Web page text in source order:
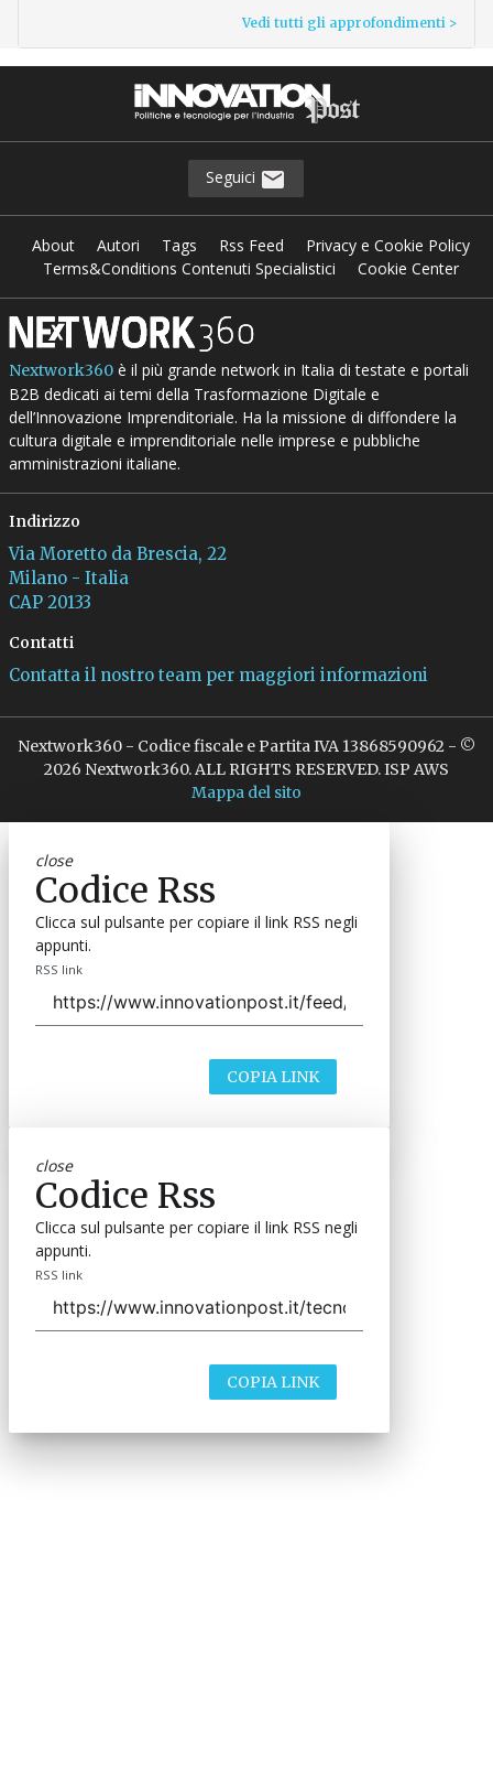
Vedi tutti gli approfondimenti >
Seguici
About Autori Tags Rss Feed
Privacy e Cookie Policy
Terms&Conditions Contenuti Specialistici
Cookie Center
Nextwork360è il più grande network in Italia di testate e portali
B2B dedicati ai temi della Trasformazione Digitale e
dell’Innovazione Imprenditoriale. Ha la missione di diffondere la
cultura digitale e imprenditoriale nelle imprese e pubbliche
amministrazioni italiane.
Indirizzo
Via Moretto da Brescia, 22
Milano - Italia
CAP 20133
Contatti
Contatta il nostro team per maggiori informazioni
Nextwork360 - Codice fiscale e Partita IVA 13868590962 - ©
2026 Nextwork360. ALL RIGHTS RESERVED. ISP AWS
Mappa del sito
close
Codice Rss
Clicca sul pulsante per copiare il link RSS negli
appunti.
RSS link
COPIA LINK
close
Codice Rss
Clicca sul pulsante per copiare il link RSS negli
appunti.
RSS link
COPIA LINK